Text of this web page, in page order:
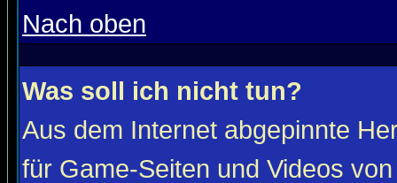
Nach oben
Was soll ich nicht tun?
Aus dem Internet abgepinnte
für Game-Seiten und Videos